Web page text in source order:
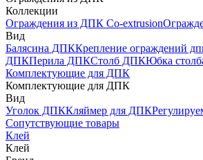
Коллекции
Ограждения из ДПК Co-extrusion
Вид
Балясина ДПККрепление ограждений
ДПКПерила ДПКСтолб ДПКЮбка
Комплектующие для ДПК
Комплектующие для ДПК
Вид
Уголок ДПККляймер для ДПК
Сопутствующие товары
Клей
Клей